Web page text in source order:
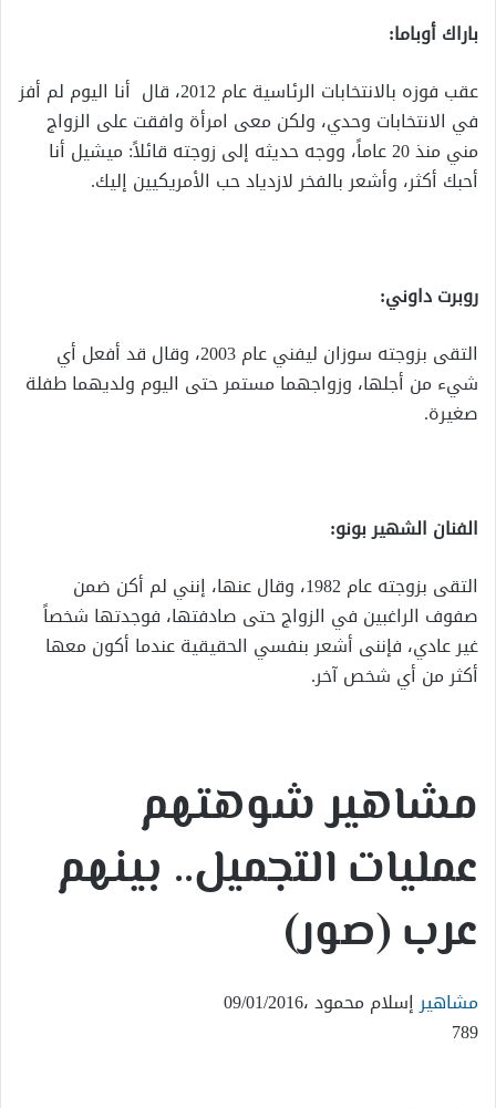
باراك أوباما:
عقب فوزه بالانتخابات الرئاسية عام 2012، قال أنا اليوم لم أفز
في الانتخابات وحدي، ولكن معى امرأة وافقت على الزواج
مني منذ 20 عاماً، ووجه حديثه إلى زوجته قائلاً: ميشيل أنا
أحبك أكثر، وأشعر بالفخر لازدياد حب الأمريكيين إليك.
روبرت داوني:
التقى بزوجته سوزان ليفني عام 2003، وقال قد أفعل أي
شيء من أجلها، وزواجهما مستمر حتى اليوم ولديهما طفلة
صغيرة.
الفنان الشهير بونو:
التقى بزوجته عام 1982، وقال عنها، إنني لم أكن ضمن
صفوف الراغبين في الزواج حتى صادفتها، فوجدتها شخصاً
غير عادي، فإننى أشعر بنفسي الحقيقية عندما أكون معها
أكثر من أي شخص آخر.
مشاهير شوهتهم
عمليات التجميل.. بينهم
عرب (صور)
مشاهيرإسلام محمود ،09/01/2016
789